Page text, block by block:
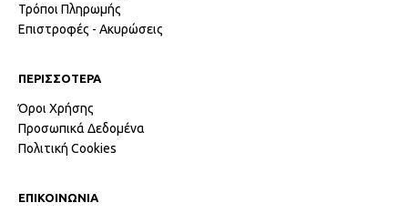
Τρόποι Πληρωμής
Επιστροφές - Ακυρώσεις
ΠΕΡΙΣΣΟΤΕΡΑ
Όροι Χρήσης
Προσωπικά Δεδομένα
Πολιτική Cookies
ΕΠΙΚΟΙΝΩΝΙΑ